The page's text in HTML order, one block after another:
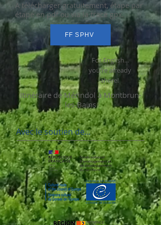
A télécharger gratuitement, étape par
étape en pdf ou via la trace gpx.
FF SPHV
For English...
you're already
there!
Itinéraire de Mérindol à Montbrun-
les-Bains
Avec le soutien de...